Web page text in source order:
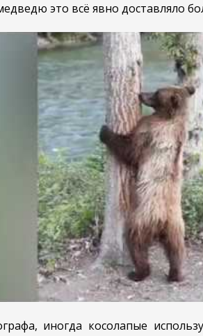
это всё явно доставляло
иногда косолапые